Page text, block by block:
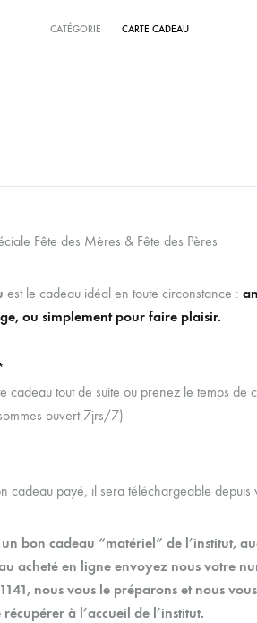
CATÉGORIE CARTE CADEAU
Fête des Mères & Fête des Pères
est le cadeau idéal en toute circonstance :
ou simplement pour faire plaisir.
cadeau tout de suite ou prenez le temps de
ouvert 7jrs/7)
cadeau payé, il sera téléchargeable depuis
bon cadeau “matériel” de l’institut,
acheté en ligne envoyez nous votre
nous vous le préparons et nous
à l’accueil de l’institut.